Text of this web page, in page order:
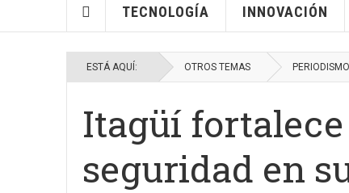
TECNOLOGÍA INNOVACIÓN
ESTÁ AQUÍ: OTROS TEMAS PERIODISMO
Itagüí
seguridad en